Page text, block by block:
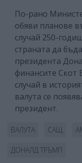
По-рано
обяви планове
случай 250-
страната да
президента
финансите Скот
случай в
валута се
президент.
ВАЛУТА САЩ
ДОНАЛД ТРЪМП